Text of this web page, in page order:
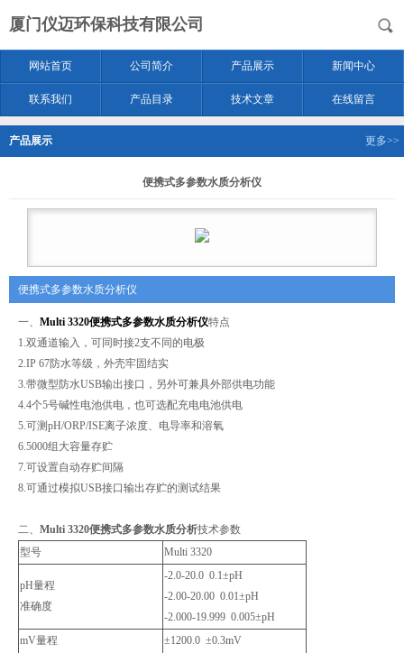
厦门仪迈环保科技有限公司
网站首页 公司简介 产品展示 新闻中心
联系我们 产品目录 技术文章 在线留言
产品展示 更多>>
便携式多参数水质分析仪
便携式多参数水质分析仪
一、 Multi 3320便携式多参数水质分析仪特点
1.双通道输入，可同时接2支不同的电极
2.IP 67防水等级，外壳牢固结实
3.带微型防水USB输出接口，另外可兼具外部供电功能
4.4个5号碱性电池供电，也可选配充电电池供电
5.可测pH/ORP/ISE离子浓度、电导率和溶氧
6.5000组大容量存贮
7.可设置自动存贮间隔
8.可通过模拟USB接口输出存贮的测试结果
二、 Multi 3320便携式多参数水质分析技术参数
型号
Multi 3320
pH量程
准确度
-2.0-20.0 0.1±pH
-2.00-20.00 0.01±pH
-2.000-19.999 0.005±pH
mV量程
±1200.0 ±0.3mV